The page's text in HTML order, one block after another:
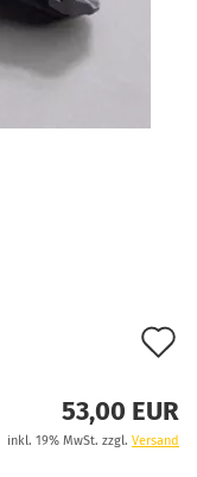
53,00 EUR
inkl. 19% MwSt. zzgl. Versand